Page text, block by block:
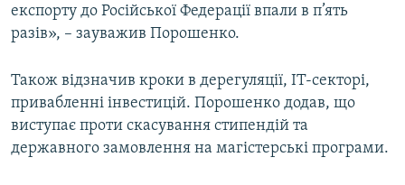
експорту до Російської Федерації впали в п’ять
разів», – зауважив Порошенко.
Також відзначив кроки в дерегуляції, ІТ-секторі,
привабленні інвестицій. Порошенко додав, що
виступає проти скасування стипендій та
державного замовлення на магістерські програми.